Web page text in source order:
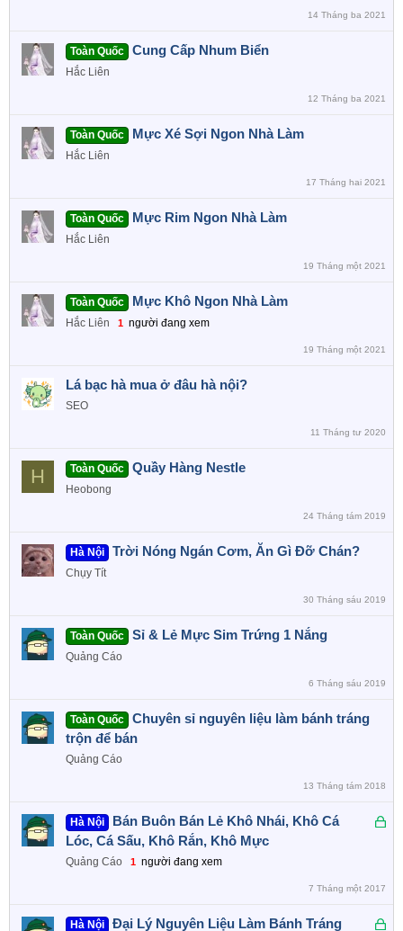
14 Tháng ba 2021
Toàn Quốc Cung Cấp Nhum Biển
Hắc Liên
12 Tháng ba 2021
Toàn Quốc Mực Xé Sợi Ngon Nhà Làm
Hắc Liên
17 Tháng hai 2021
Toàn Quốc Mực Rim Ngon Nhà Làm
Hắc Liên
19 Tháng một 2021
Toàn Quốc Mực Khô Ngon Nhà Làm
Hắc Liên 1 người đang xem
19 Tháng một 2021
Lá bạc hà mua ở đâu hà nội?
SEO
11 Tháng tư 2020
H Toàn Quốc Quầy Hàng Nestle
Heobong
24 Tháng tám 2019
Hà Nội Trời Nóng Ngán Cơm, Ăn Gì Đỡ Chán?
Chụy Tít
30 Tháng sáu 2019
Toàn Quốc Sỉ & Lẻ Mực Sim Trứng 1 Nắng
Quảng Cáo
6 Tháng sáu 2019
Toàn Quốc
Chuyên sỉ nguyên liệu làm bánh tráng
trộn để bán
Quảng Cáo
13 Tháng tám 2018
Đ
Hà Nội
Bán Buôn Bán Lẻ Khô Nhái, Khô Cá
Lóc, Cá Sấu, Khô Rắn, Khô Mực
Quảng Cáo 1 người đang xem
7 Tháng một 2017
Đ
Hà Nội Đại Lý Nguyên Liệu Làm Bánh Tráng